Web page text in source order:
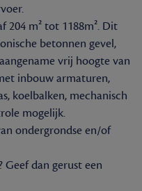
204 m² tot 1188m². Dit
betonnen gevel,
vrij hoogte van
inbouw armaturen,
koelbalken, mechanisch
mogelijk.
ondergrondse en/of
dan gerust een